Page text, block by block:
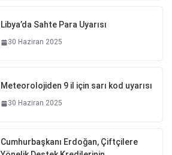
Libya’da Sahte Para Uyarısı
30 Haziran 2025
Meteorolojiden 9 il için sarı kod uyarısı
30 Haziran 2025
Cumhurbaşkanı Erdoğan, Çiftçilere